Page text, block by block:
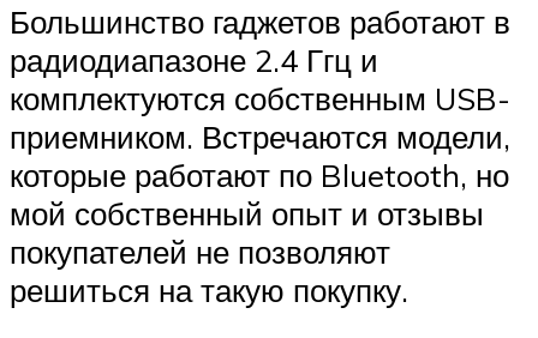
Большинство гаджетов работают в
радиодиапазоне 2.4 Ггц и
комплектуются собственным USB-
приемником. Встречаются модели,
которые работают по Bluetooth, но
мой собственный опыт и отзывы
покупателей не позволяют
решиться на такую покупку.